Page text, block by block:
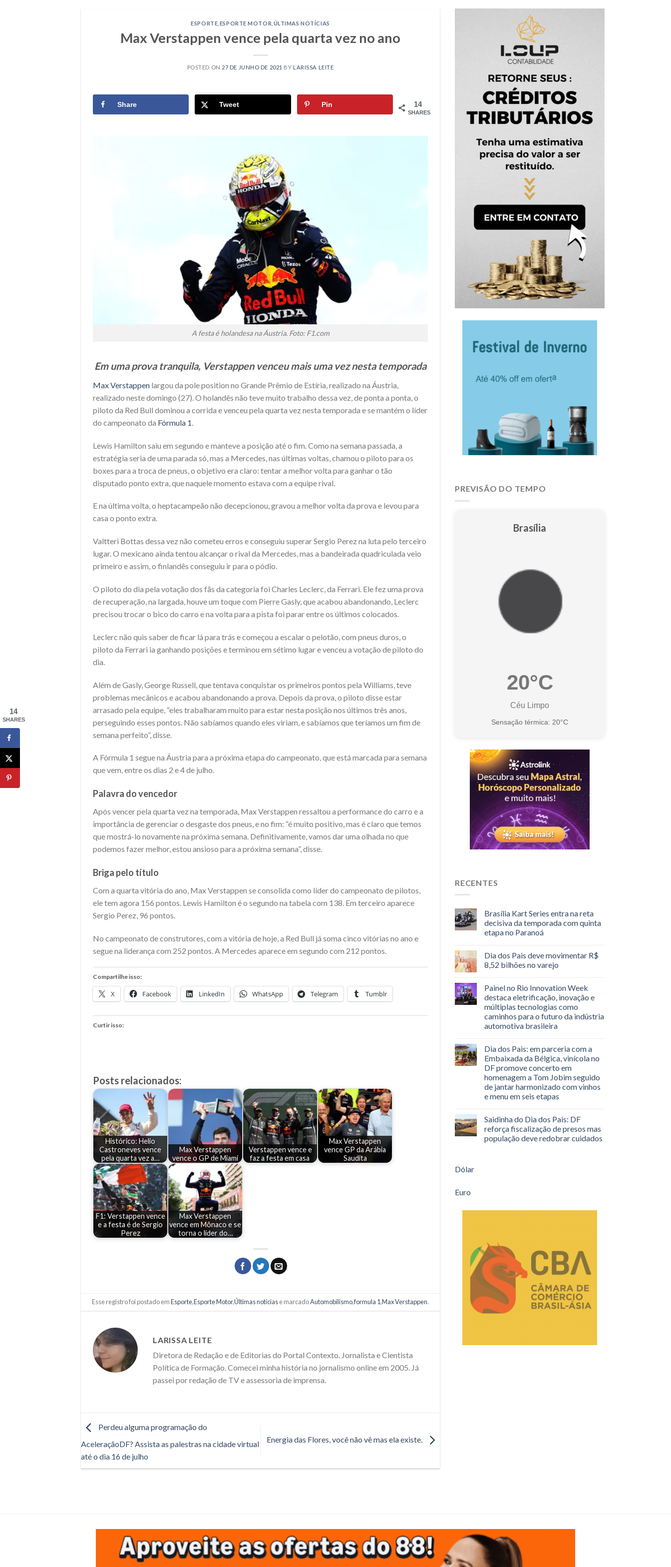
ESPORTE ESPORTE MOTOR ÚLTIMAS NOTÍCIAS
Max Verstappen vence pela quarta vez no ano
POSTED ON 27 DE JUNHO DE 2021 BY LARISSA LEITE
14
SHARES
Share Tweet Pin
A festa é holandesa na Áustria. Foto: F1.com
Em uma prova tranquila, Verstappen venceu mais uma vez nesta temporada
Max Verstappen largou da pole position no Grande Prêmio de Estíria, realizado na Áustria,
realizado neste domingo (27). O holandês não teve muito trabalho dessa vez, de ponta a ponta, o
piloto da Red Bull dominou a corrida e venceu pela quarta vez nesta temporada e se mantém o líder
do campeonato da Fórmula 1
Lewis Hamilton saiu em segundo e manteve a posição até o fim. Como na semana passada, a
estratégia seria de uma parada só, mas a Mercedes, nas últimas voltas, chamou o piloto para os
boxes para a troca de pneus, o objetivo era claro: tentar a melhor volta para ganhar o tão
disputado ponto extra, que naquele momento estava com a equipe rival.
E na última volta, o heptacampeão não decepcionou, gravou a melhor volta da prova e levou para
casa o ponto extra.
Valtteri Bottas dessa vez não cometeu erros e conseguiu superar Sergio Perez na luta pelo terceiro
lugar. O mexicano ainda tentou alcançar o rival da Mercedes, mas a bandeirada quadriculada veio
primeiro e assim, o finlandês conseguiu ir para o pódio.
O piloto do dia pela votação dos fãs da categoria foi Charles Leclerc, da Ferrari. Ele fez uma prova
de recuperação, na largada, houve um toque com Pierre Gasly, que acabou abandonando, Leclerc
precisou trocar o bico do carro e na volta para a pista foi parar entre os últimos colocados.
Leclerc não quis saber de ficar lá para trás e começou a escalar o pelotão, com pneus duros, o
piloto da Ferrari ia ganhando posições e terminou em sétimo lugar e venceu a votação de piloto do
dia.
Além de Gasly, George Russell, que tentava conquistar os primeiros pontos pela Williams, teve
problemas mecânicos e acabou abandonando a prova. Depois da prova, o piloto disse estar
arrasado pela equipe, “eles trabalharam muito para estar nesta posição nos últimos três anos,
perseguindo esses pontos. Não sabíamos quando eles viriam, e sabíamos que teríamos um fim de
semana perfeito”, disse.
A Fórmula 1 segue na Áustria para a próxima etapa do campeonato, que está marcada para semana
que vem, entre os dias 2 e 4 de julho.
Palavra do vencedor
Após vencer pela quarta vez na temporada, Max Verstappen ressaltou a performance do carro e a
importância de gerenciar o desgaste dos pneus, e no fim: “é muito positivo, mas é claro que temos
que mostrá-lo novamente na próxima semana. Definitivamente, vamos dar uma olhada no que
podemos fazer melhor, estou ansioso para a próxima semana”, disse.
Briga pelo título
Com a quarta vitória do ano, Max Verstappen se consolida como líder do campeonato de pilotos,
ele tem agora 156 pontos. Lewis Hamilton é o segundo na tabela com 138. Em terceiro aparece
Sergio Perez, 96 pontos.
No campeonato de construtores, com a vitória de hoje, a Red Bull já soma cinco vitórias no ano e
segue na liderança com 252 pontos. A Mercedes aparece em segundo com 212 pontos.
Compartilhe isso:
X Facebook LinkedIn WhatsApp Telegram Tumblr
Curtir isso:
Posts relacionados:
Histórico: Helio
Castroneves vence
pela quarta vez a…
Max Verstappen
vence o GP de Miami
Verstappen vence e
faz a festa em casa
Max Verstappen
vence GP da Arábia
Saudita
F1: Verstappen vence
e a festa é de Sergio
Perez
Max Verstappen
vence em Mônaco e se
torna o líder do…
Esse registro foi postado emEsporte,Esporte Motor,Últimas notíciase marcadoAutomobilismo,formula 1,Max Verstappen.
LARISSA LEITE
Diretora de Redação e de Editorias do Portal Contexto. Jornalista e Cientista
Política de Formação. Comecei minha história no jornalismo online em 2005. Já
passei por redação de TV e assessoria de imprensa.
Perdeu alguma programação do
AceleraçãoDF? Assista as palestras na cidade virtual
até o dia 16 de julho
Energia das Flores, você não vê mas ela existe.
PREVISÃO DO TEMPO
Brasília
20°C
Céu Limpo
Sensação térmica: 20°C
RECENTES
Brasília Kart Series entra na reta
decisiva da temporada com quinta
etapa no Paranoá
Dia dos Pais deve movimentar R$
8,52 bilhões no varejo
Painel no Rio Innovation Week
destaca eletrificação, inovação e
múltiplas tecnologias como
caminhos para o futuro da indústria
automotiva brasileira
Dia dos Pais: em parceria com a
Embaixada da Bélgica, vinícola no
DF promove concerto em
homenagem a Tom Jobim seguido
de jantar harmonizado com vinhos
e menu em seis etapas
Saidinha do Dia dos Pais: DF
reforça fiscalização de presos mas
população deve redobrar cuidados
Dólar
Euro
14
SHARES